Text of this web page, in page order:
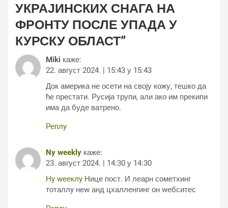
УКРАЈИНСКИХ СНАГА НА
ФРОНТУ ПОСЛЕ УПАДА У
КУРСКУ ОБЛАСТ”
Miki каже:
22. август 2024. | 15:43 у 15:43
Док америка не осети на своју кожу, тешко да
ће престати. Русија трупи, али ако им прекипи
има да буде ватрено.
Реплy
Ny weekly каже:
23. август 2024. | 14:30 у 14:30
Нy wееклy Нице пост. И леарн сометхинг
тоталлy неw анд цхалленгинг он wебситес